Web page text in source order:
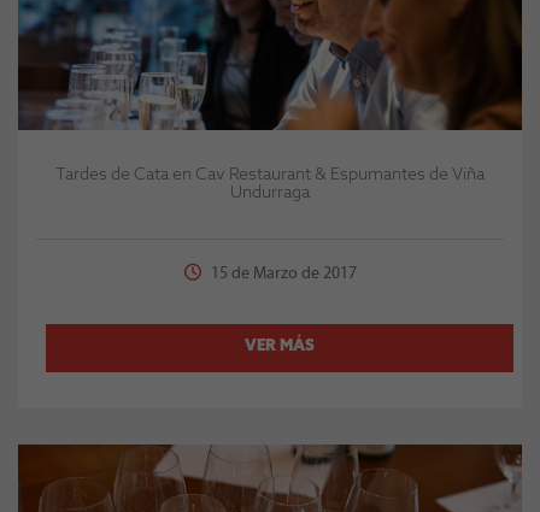
Tardes de Cata en Cav Restaurant & Espumantes de Viña
Undurraga
15 de Marzo de 2017
VER MÁS